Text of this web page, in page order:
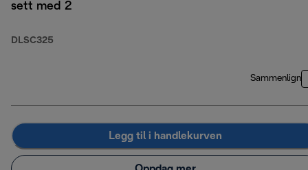
sett med 2
DLSC325
Sammenlign
Legg til i handlekurven